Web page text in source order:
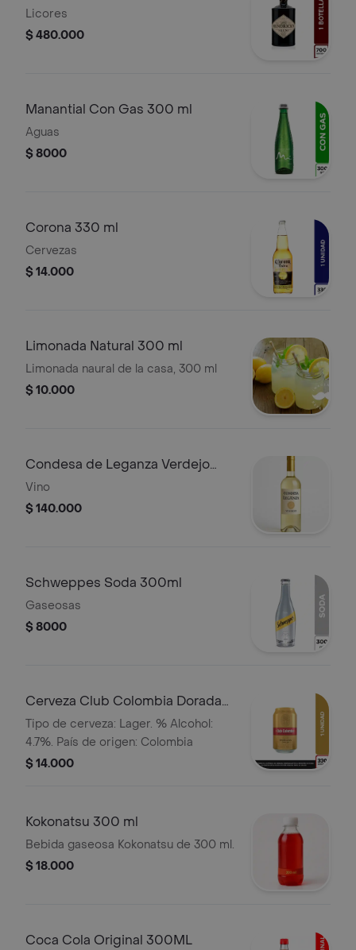
Licores
$ 480.000
Manantial Con Gas 300 ml
Aguas
$ 8000
Corona 330 ml
Cervezas
$ 14.000
Limonada Natural 300 ml
Limonada naural de la casa, 300 ml
$ 10.000
Condesa de Leganza Verdejo
Vino Blanco 750 ml
Vino
$ 140.000
Schweppes Soda 300ml
Gaseosas
$ 8000
Cerveza Club Colombia Dorada
Lta 330ml
Tipo de cerveza: Lager. % Alcohol:
4.7%. País de origen: Colombia
$ 14.000
Kokonatsu 300 ml
Bebida gaseosa Kokonatsu de 300 ml.
$ 18.000
Coca Cola Original 300ML